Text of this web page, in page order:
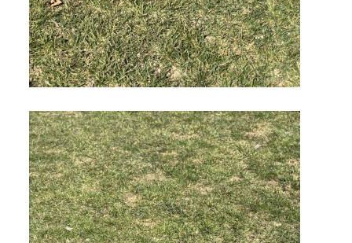
Škola: 546 453 183, mobil 739 666 402, Družina: 732 246 380, Jídelna:
606 946 586, datová schránka: 2hgmui6
zszbraslav@zszbraslav.cz
© 2026 eStránky.cz